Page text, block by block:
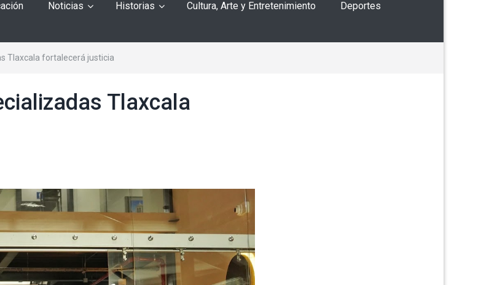
Noticias Historias Cultura, Arte y Entretenimiento Deportes
Tlaxcala fortalecerá justicia
Tlaxcala